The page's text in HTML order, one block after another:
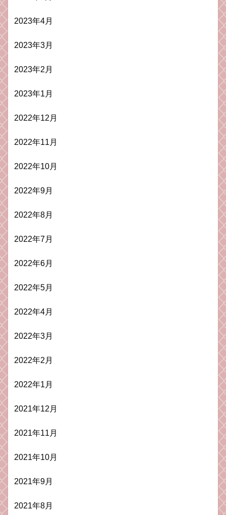
2023年4月
2023年3月
2023年2月
2023年1月
2022年12月
2022年11月
2022年10月
2022年9月
2022年8月
2022年7月
2022年6月
2022年5月
2022年4月
2022年3月
2022年2月
2022年1月
2021年12月
2021年11月
2021年10月
2021年9月
2021年8月